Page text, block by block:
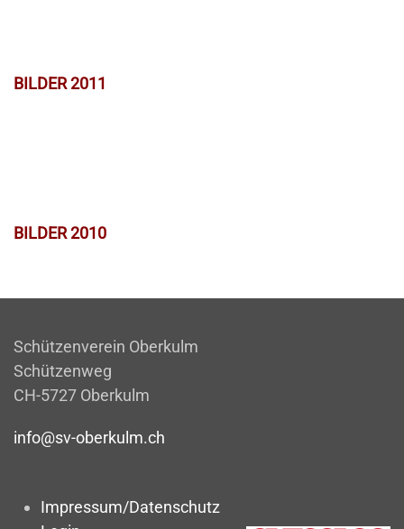
BILDER 2011
BILDER 2010
Schützenverein Oberkulm
Schützenweg
CH-5727 Oberkulm
info@sv-oberkulm.ch
Impressum/Datenschutz